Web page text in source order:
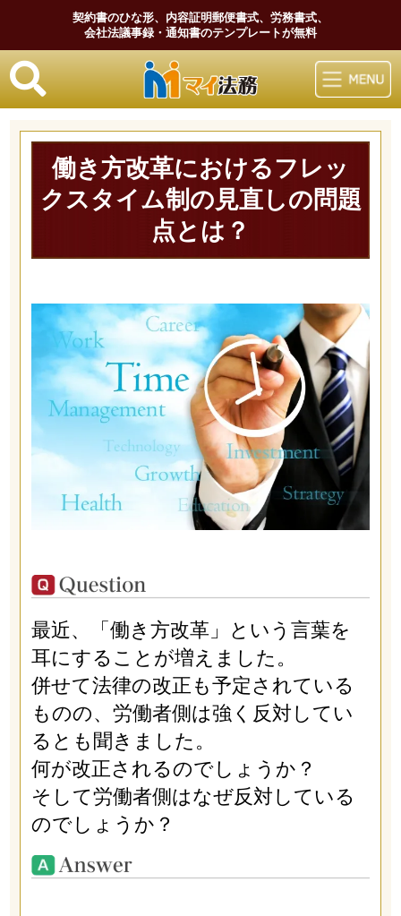
契約書のひな形、内容証明郵便書式、労務書式、
会社法議事録・通知書のテンプレートが無料
マイ法務
働き方改革におけるフレッ
クスタイム制の見直しの問題
点とは？
最近、「働き方改革」という言葉を
耳にすることが増えました。
併せて法律の改正も予定されている
ものの、労働者側は強く反対してい
るとも聞きました。
何が改正されるのでしょうか？
そして労働者側はなぜ反対している
のでしょうか？